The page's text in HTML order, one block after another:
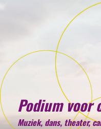
Podium voor
Muziek, dans, theater,